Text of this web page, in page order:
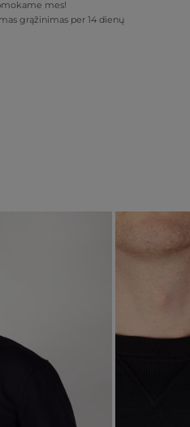
mes!
grąžinimas per 14 dienų